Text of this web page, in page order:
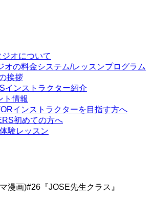
ジオについて
オの料金システム/レッスンプログラム
挨拶
インストラクター紹介
ト情報
インストラクターを目指す方へ
初めての方へ
体験レッスン
漫画)#26『JOSE先生クラス』